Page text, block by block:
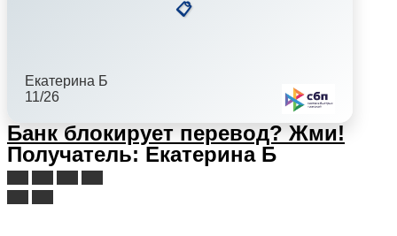
📋
Екатерина Б
11/26
Банк блокирует перевод? Жми!
Получатель: Екатерина Б